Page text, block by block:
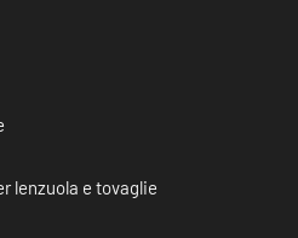
lenzuola e tovaglie